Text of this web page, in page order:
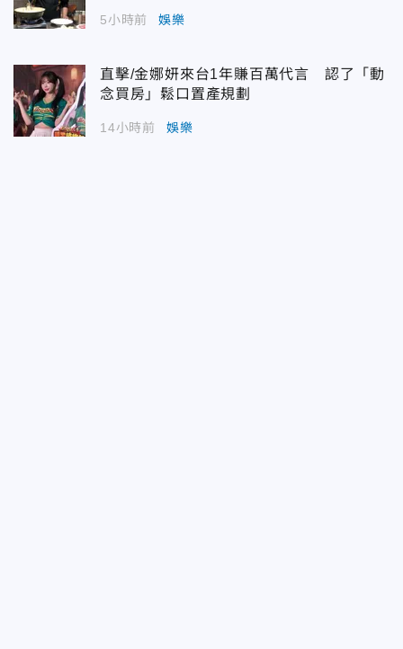
5小時前 娛樂
直擊/金娜妍來台1年賺百萬代言 認了「動
念買房」鬆口置產規劃
14小時前 娛樂